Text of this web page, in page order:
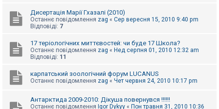
Дисертація Марії Гхазалі (2010)
Останнє повідомлення zag « Сер вересня 15, 2010 9:40 pm
Відповіді: 7
17 теріологічних миттєвостей: чи буде 17 Школа?
Останнє повідомлення zag « Нед серпня 01, 2010 12:32 am
Відповіді: 11
карпатський зоологічний форум LUCANUS
Останнє повідомлення zag « Чет червня 24, 2010 10:17 pm
Антарктида 2009-2010: Дікуша повернувся !!!!!!
Останнє повідомлення Igor Dykyy « Пон травня 31, 2010 10:36